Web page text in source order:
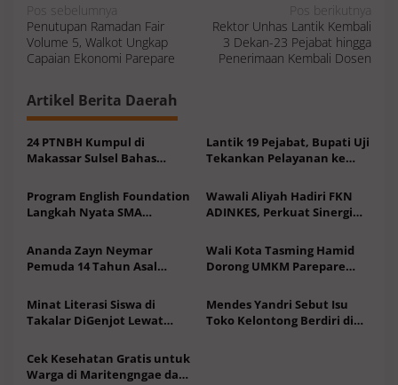
v
i
g
a
s
o
s
Pos sebelumnya
Penutupan Ramadan Fair
Volume 5, Walkot Ungkap
Capaian Ekonomi Parepare
Pos berikutnya
Rektor Unhas Lantik Kembali
3 Dekan-23 Pejabat hingga
Penerimaan Kembali Dosen
Artikel Berita Daerah
24 PTNBH Kumpul di
Makassar Sulsel Bahas
Pendidikan
Lantik 19 Pejabat, Bupati Uji
Tekankan Pelayanan ke
Meningkat
Program English Foundation
Langkah Nyata SMA
Kompetensi Global
Wawali Aliyah Hadiri FKN
ADINKES, Perkuat Sinergi
Ananda Zayn Neymar
Pemuda 14 Tahun Asal
2026
Wali Kota Tasming Hamid
Dorong UMKM Parepare
Minat Literasi Siswa di
Takalar DiGenjot Lewat
Tematik
Mendes Yandri Sebut Isu
Toko Kelontong Berdiri di
Cek Kesehatan Gratis untuk
Warga di Maritengngae dari